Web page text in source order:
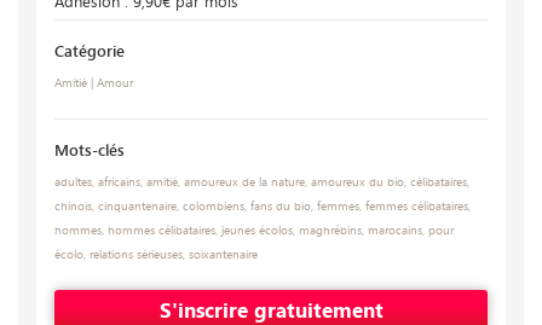
Catégorie
Amitié Amour
Mots-clés
adultes, africains, amitié, amoureux de la nature, amoureux du bio, célibataires,
chinois, cinquantenaire, colombiens, fans du bio, femmes, femmes célibataires,
hommes, hommes célibataires, jeunes écolos, maghrébins, marocains, pour
écolo, relations sérieuses, soixantenaire
S'inscrire gratuitement